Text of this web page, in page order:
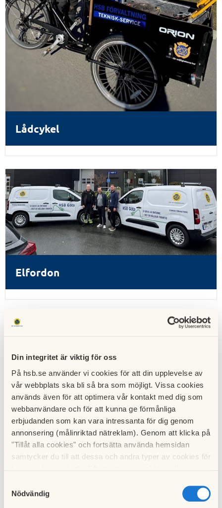
Din integritet är viktig för oss
På hsb.se använder vi cookies för att din upplevelse av
vår webbplats ska bli så bra som möjligt. Vissa cookies
används även för att optimera vår kontakt med dig som
webbanvändare och för att kunna ge förmånliga
erbjudanden som kan vara intressanta för dig genom
annonsering (målinriktad nätreklam). Genom att klicka på
"Tillåt alla cookies" och fortsätta använda hemsidan
samtycker du till att dessa och andra typer av cookies för
cookies och välja att endast tillåta ett urval.
Nödvändig
Lådcykel
Elfordon